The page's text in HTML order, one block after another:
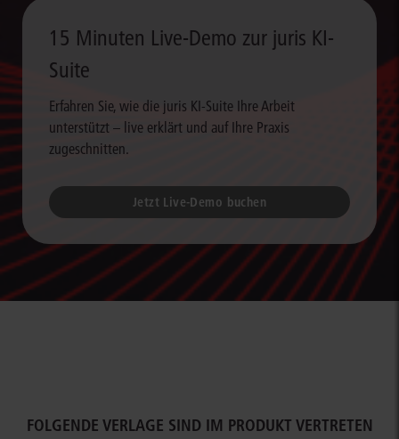
15 Minuten Live-Demo zur juris KI-
Suite
Erfahren Sie, wie die juris KI-Suite Ihre Arbeit
unterstützt – live erklärt und auf Ihre Praxis
zugeschnitten.
Jetzt Live-Demo buchen
FOLGENDE VERLAGE SIND IM PRODUKT VERTRETEN